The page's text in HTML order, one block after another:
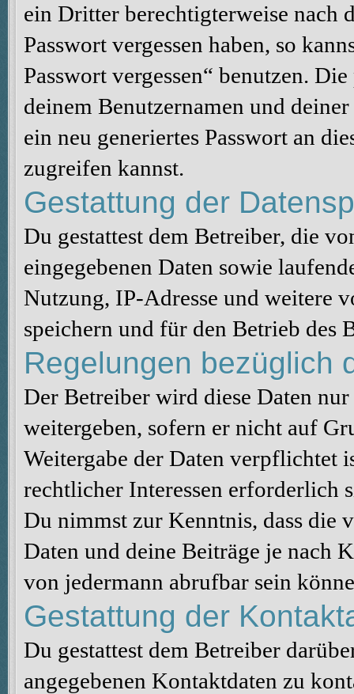
ein Dritter berechtigterweise nach
Passwort vergessen haben, so
Passwort vergessen“ benutzen.
deinem Benutzernamen und
ein neu generiertes Passwort an
zugreifen kannst.
Gestattung der
Du gestattest dem Betreiber, die
eingegebenen Daten sowie
Nutzung, IP-Adresse und weitere
speichern und für den Betrieb des
Regelungen bezüglich
Der Betreiber wird diese Daten
weitergeben, sofern er nicht auf
Weitergabe der Daten verpflichtet
rechtlicher Interessen erforderlich
Du nimmst zur Kenntnis, dass die
Daten und deine Beiträge je nach
von jedermann abrufbar sein
Gestattung der
Du gestattest dem Betreiber
angegebenen Kontaktdaten zu